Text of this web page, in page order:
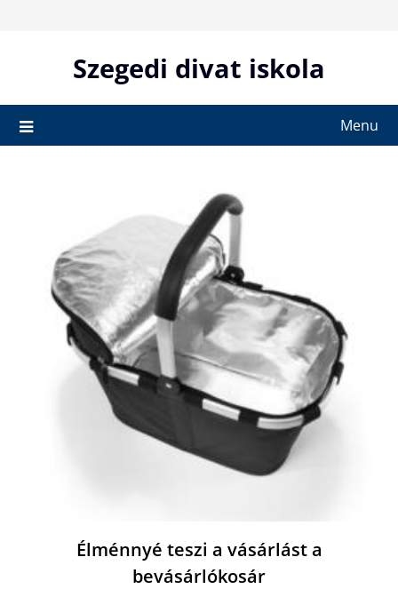
Szegedi divat iskola
Menu
Élménnyé teszi a vásárlást a
bevásárlókosár